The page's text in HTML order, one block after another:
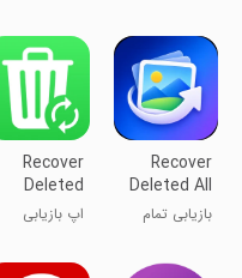
Recover
Deleted All
Photos
بازیابی تمام
Recover
Deleted
Photos App
اپ بازیابی
حذف‌شده